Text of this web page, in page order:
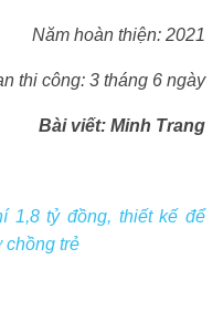
Năm hoàn thiện: 2021
thi công: 3 tháng 6 ngày
Bài viết: Minh Trang
1,8 tỷ đồng, thiết kế để
chồng trẻ